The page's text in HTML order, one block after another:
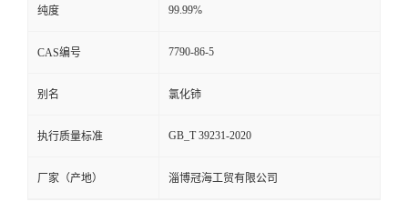
纯度 99.99%
CAS编号 7790-86-5
别名 氯化铈
执行质量标准 GB_T 39231-2020
厂家（产地） 淄博冠海工贸有限公司